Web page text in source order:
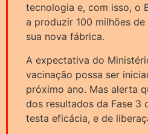
tecnologia e, com isso, o
a produzir 100 milhões
sua nova fábrica.
A expectativa do
vacinação possa ser
próximo ano. Mas alerta
dos resultados da Fase 3
testa eficácia, e de